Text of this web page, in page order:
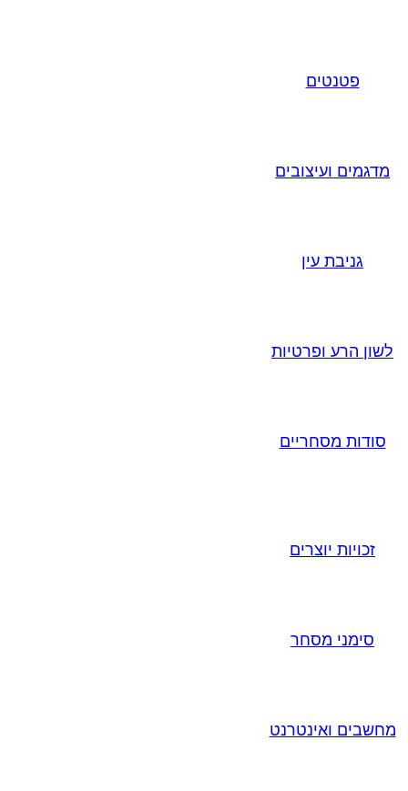
פטנטים
מדגמים ועיצובים
גניבת עין
לשון הרע ופרטיות
סודות מסחריים
זכויות יוצרים
סימני מסחר
מחשבים ואינטרנט